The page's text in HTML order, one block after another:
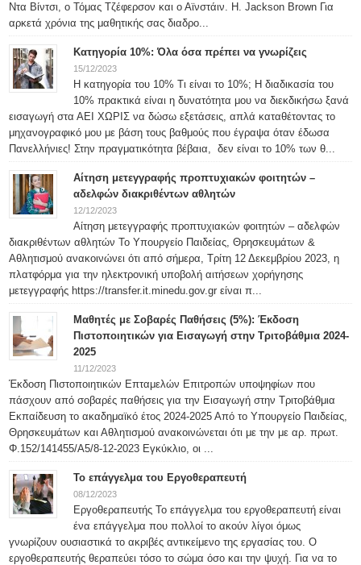
Ντα Βίντσι, ο Τόμας Τζέφερσον και ο Αϊνστάιν. H. Jackson Brown Για
αρκετά χρόνια της μαθητικής σας διαδρο...
Κατηγορία 10%: Όλα όσα πρέπει να γνωρίζεις
15/12/2023
Η κατηγορία του 10% Τι είναι το 10%; Η διαδικασία του
10% πρακτικά είναι η δυνατότητα μου να διεκδικήσω ξανά
εισαγωγή στα ΑΕΙ ΧΩΡΙΣ να δώσω εξετάσεις, απλά καταθέτοντας το
μηχανογραφικό μου με βάση τους βαθμούς που έγραψα όταν έδωσα
Πανελλήνιες! Στην πραγματικότητα βέβαια, δεν είναι το 10% των θ...
Αίτηση μετεγγραφής προπτυχιακών φοιτητών –
αδελφών διακριθέντων αθλητών
12/12/2023
Αίτηση μετεγγραφής προπτυχιακών φοιτητών – αδελφών
διακριθέντων αθλητών Το Υπουργείο Παιδείας, Θρησκευμάτων &
Αθλητισμού ανακοινώνει ότι από σήμερα, Τρίτη 12 Δεκεμβρίου 2023, η
πλατφόρμα για την ηλεκτρονική υποβολή αιτήσεων χορήγησης
μετεγγραφής https://transfer.it.minedu.gov.gr είναι π...
Μαθητές με Σοβαρές Παθήσεις (5%): Έκδοση
Πιστοποιητικών για Εισαγωγή στην Τριτοβάθμια 2024-
2025
11/12/2023
Έκδοση Πιστοποιητικών Επταμελών Επιτροπών υποψηφίων που
πάσχουν από σοβαρές παθήσεις για την Εισαγωγή στην Τριτοβάθμια
Εκπαίδευση το ακαδημαϊκό έτος 2024-2025 Από το Υπουργείο Παιδείας,
Θρησκευμάτων και Αθλητισμού ανακοινώνεται ότι με την με αρ. πρωτ.
Φ.152/141455/Α5/8-12-2023 Εγκύκλιο, οι ...
Το επάγγελμα του Εργοθεραπευτή
08/12/2023
Εργοθεραπευτής Το επάγγελμα του εργοθεραπευτή είναι
ένα επάγγελμα που πολλοί το ακούν λίγοι όμως
γνωρίζουν ουσιαστικά το ακριβές αντικείμενο της εργασίας του. Ο
εργοθεραπευτής θεραπεύει τόσο το σώμα όσο και την ψυχή. Για να το